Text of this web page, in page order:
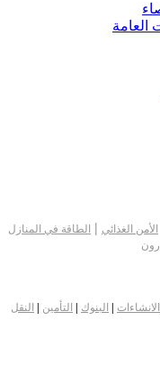
العامة
الأمن الغذائي | الطاقة في المنازل
الانشاءات البنوك التأمين
النقل